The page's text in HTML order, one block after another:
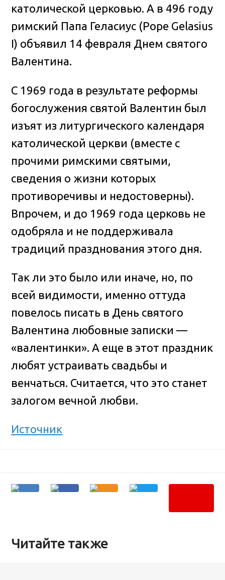
католической церковью. А в 496 году
римский Папа Геласиус (Pope Gelasius
I) объявил 14 февраля Днем святого
Валентина.
С 1969 года в результате реформы
богослужения святой Валентин был
изъят из литургического календаря
католической церкви (вместе с
прочими римскими святыми,
сведения о жизни которых
противоречивы и недостоверны).
Впрочем, и до 1969 года церковь не
одобряла и не поддерживала
традиций празднования этого дня.
Так ли это было или иначе, но, по
всей видимости, именно оттуда
повелось писать в День святого
Валентина любовные записки —
«валентинки». А еще в этот праздник
любят устраивать свадьбы и
венчаться. Считается, что это станет
залогом вечной любви.
Источник
Читайте также